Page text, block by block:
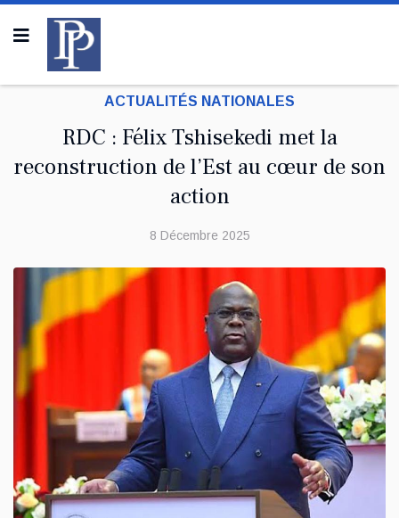
ACTUALITÉS NATIONALES
RDC : Félix Tshisekedi met la
reconstruction de l’Est au cœur de son
action
8 Décembre 2025